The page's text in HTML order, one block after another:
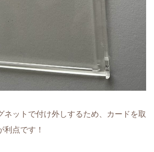
ネットで付け外しするため、カードを取
利点です！